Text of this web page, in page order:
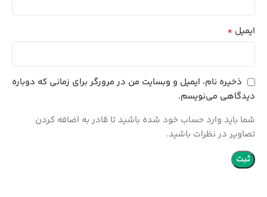
ایمیل *
ذخیره نام، ایمیل و وبسایت من در مرورگر برای زمانی که دوباره
دیدگاهی می‌نویسم.
شما باید وارد حساب خود شده باشید تا قادر به اضافه کردن
تصاویر در نظرات باشید.